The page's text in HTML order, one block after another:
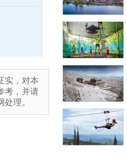
实，对本
考，并请
理。